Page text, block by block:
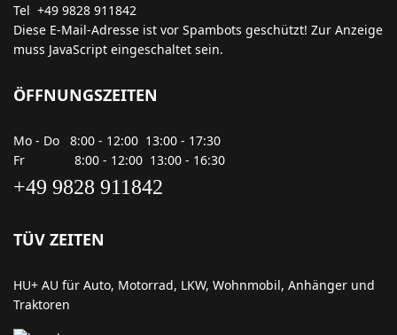
Tel +49 9828 911842
Diese E-Mail-Adresse ist vor Spambots geschützt! Zur Anzeige
muss JavaScript eingeschaltet sein.
ÖFFNUNGSZEITEN
Mo - Do 8:00 - 12:00 13:00 - 17:30
Fr 8:00 - 12:00 13:00 - 16:30
+49 9828 911842
TÜV ZEITEN
HU+ AU für Auto, Motorrad, LKW, Wohnmobil, Anhänger und
Traktoren